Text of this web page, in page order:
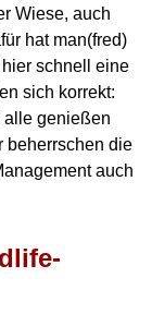
Wiese, auch
hat man(fred)
schnell eine
sich korrekt:
alle genießen
beherrschen die
auch